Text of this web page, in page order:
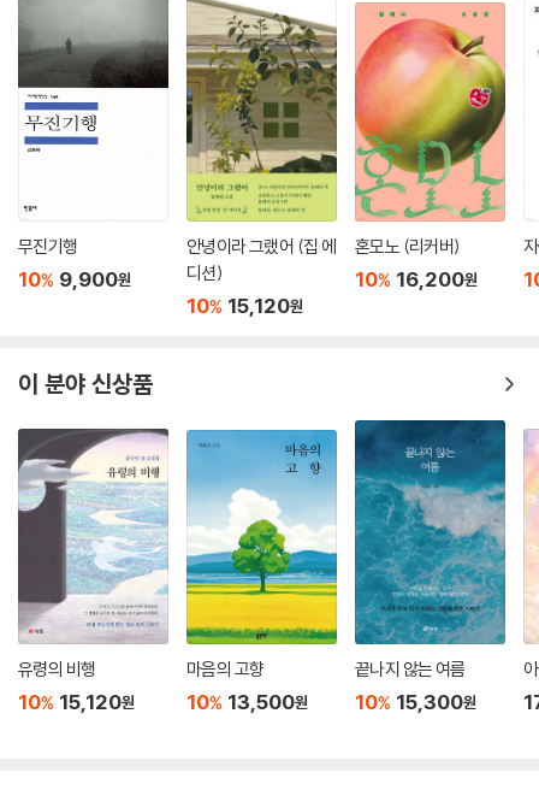
무진기행
10% 9,900원
안녕이라 그랬어 (집 에
디션)
10% 15,120원
혼모노 (리커버)
10% 16,200원
이 분야 신상품
유령의 비행
10% 15,120원
마음의 고향
10% 13,500원
끝나지 않는 여름
10% 15,300원